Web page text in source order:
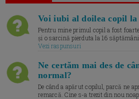
Voi iubi al doilea copil
Pentru mine primul copil a fost
și o sarcină pierduta la 16
Vezi raspunsuri
Ne certăm mai des de
normal?
De când a apărut copilul, parcă ne
remarcă. Cine s-a trezit din nou